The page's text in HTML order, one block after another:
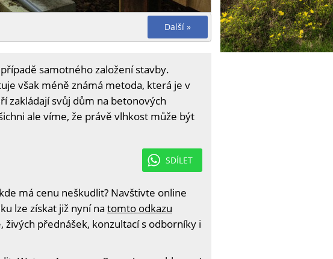
Další »
samotného založení stavby.
však méně známá metoda, která je v
zakládají svůj dům na betonových
ale víme, že právě vlhkost může být
SDÍLET
má cenu neškudlit? Navštivte online
lze získat již nyní na tomto odkazu
přednášek, konzultací s odborníky i